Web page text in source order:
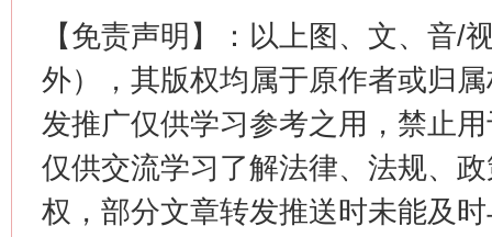
【免责声明】：以上图、文、音/
外），其版权均属于原作者或归
发推广仅供学习参考之用，禁止
仅供交流学习了解法律、法规、
权，部分文章转发推送时未能及